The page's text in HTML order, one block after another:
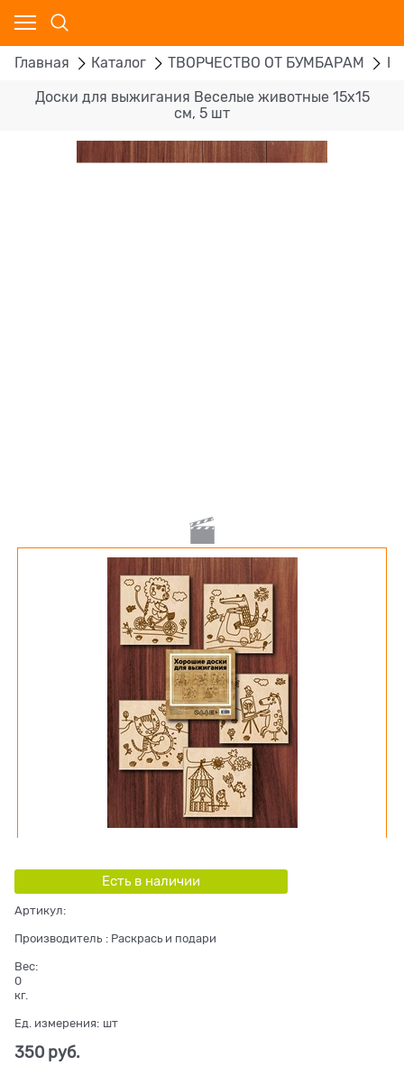
Главная Каталог ТВОРЧЕСТВО ОТ БУМБАРАМ
Доски для выжигания Веселые животные 15x15
см, 5 шт
Есть в наличии
Артикул:
Производитель : Раскрась и подари
Вес:
0
кг.
Ед. измерения: шт
350 руб.